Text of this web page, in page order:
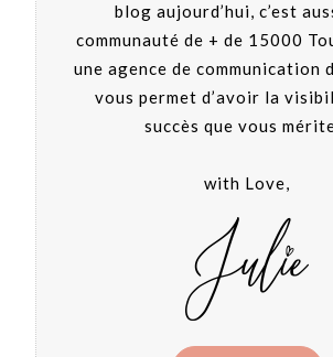
blog aujourd’hui, c’est
communauté de + de 15000
une agence de communication
vous permet d’avoir la
succès que vous
with Love,